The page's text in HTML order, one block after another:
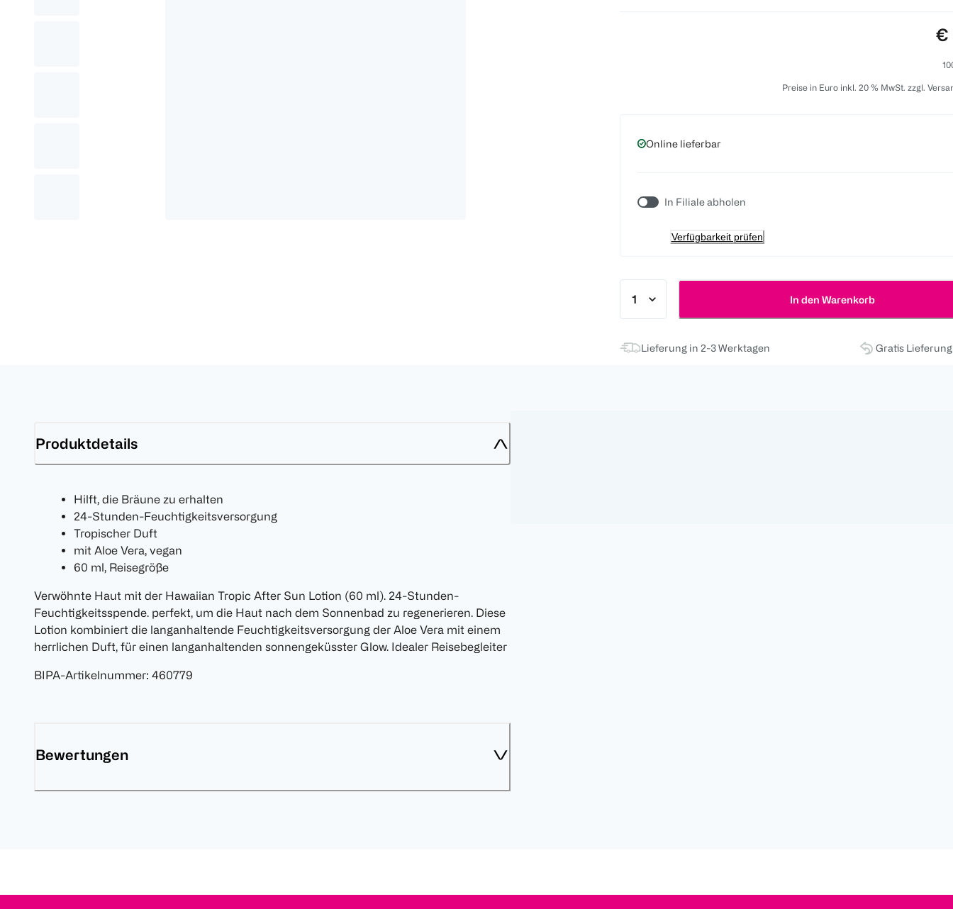
€
Preise in Euro inkl. 20 % MwSt. zzgl.
Online lieferbar
In Filiale abholen
Verfügbarkeit prüfen
In den Warenkorb
Lieferung in 2-3 Werktagen Gratis
Produktdetails
Hilft, die Bräune zu erhalten
24-Stunden-Feuchtigkeitsversorgung
Tropischer Duft
mit Aloe Vera, vegan
60 ml, Reisegröße
Verwöhnte Haut mit der Hawaiian Tropic After Sun Lotion (60 ml). 24-Stunden-
Feuchtigkeitsspende. perfekt, um die Haut nach dem Sonnenbad zu regenerieren. Diese
Lotion kombiniert die langanhaltende Feuchtigkeitsversorgung der Aloe Vera mit einem
herrlichen Duft, für einen langanhaltenden sonnengeküsster Glow. Idealer Reisebegleiter
BIPA-Artikelnummer: 460779
Bewertungen